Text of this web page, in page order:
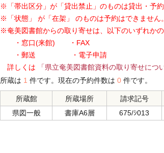
※「帯出区分」が「貸出禁止」のものは貸出・予
※「状態」 が「在架」 のものは予約はできません
※奄美図書館からの取り寄せは、以下のいずれか
・窓口(来館) ・FAX
・郵送 ・電子申請
詳しくは
「県立奄美図書館資料の取り寄せにつ
所蔵は 1 件です。現在の予約件数は 0 件です。
所蔵館 所蔵場所 請求記号
県図一般
書庫A6層 675/ｼ013